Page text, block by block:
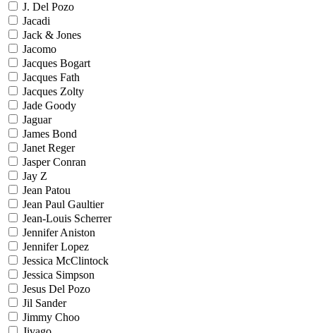
J. Del Pozo
Jacadi
Jack & Jones
Jacomo
Jacques Bogart
Jacques Fath
Jacques Zolty
Jade Goody
Jaguar
James Bond
Janet Reger
Jasper Conran
Jay Z
Jean Patou
Jean Paul Gaultier
Jean-Louis Scherrer
Jennifer Aniston
Jennifer Lopez
Jessica McClintock
Jessica Simpson
Jesus Del Pozo
Jil Sander
Jimmy Choo